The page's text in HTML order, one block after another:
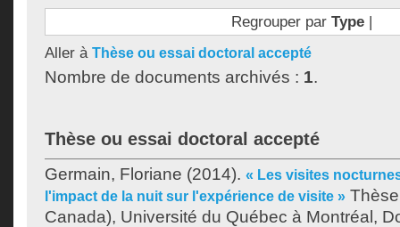
Regrouper par Type|
Aller à Thèse ou essai doctoral accepté
Nombre de documents archivés : 1.
Thèse ou essai doctoral accepté
Germain, Floriane (2014). « Les visites
l'impact de la nuit sur l'expérience de visite »
Canada), Université du Québec à Montréal,